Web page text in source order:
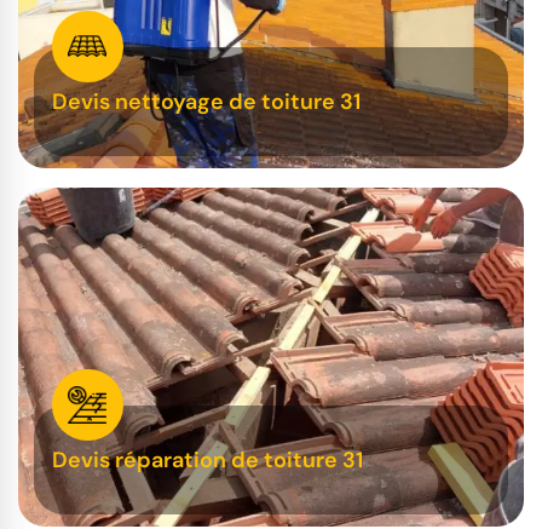
Devis nettoyage de toiture 31
Devis réparation de toiture 31